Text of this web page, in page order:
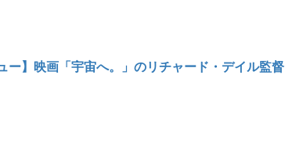
ー】映画「宇宙へ。」のリチャード・デイル監督